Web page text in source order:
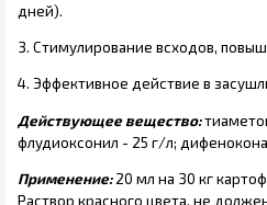
дней).
3. Стимулирование всходов,
4. Эффективное действие в
Действующее вещество:
флудиоксонил - 25 г/л;
Применение:20 мл на 30 кг
Раствор красного цвета, не